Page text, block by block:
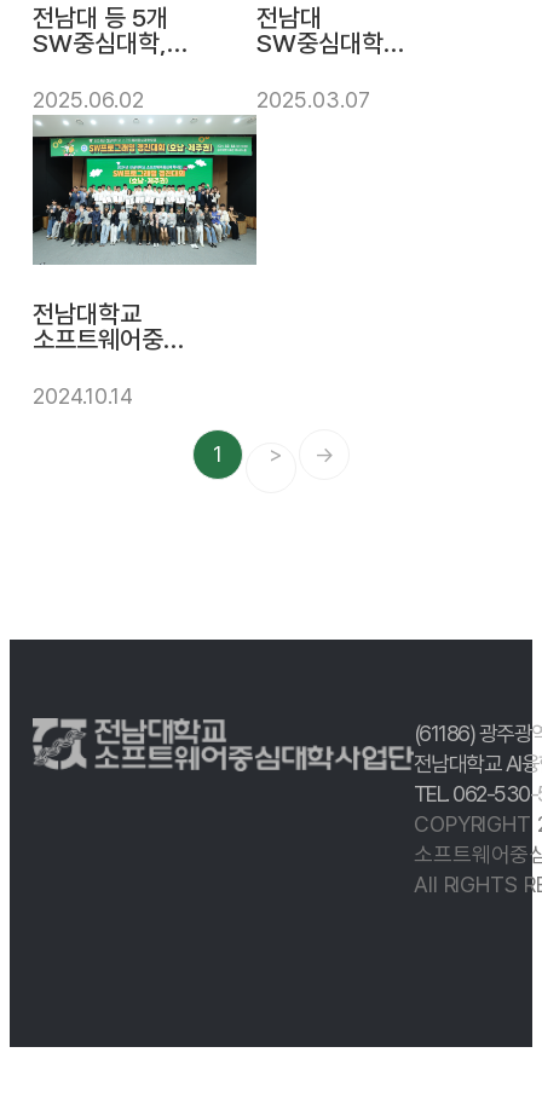
전남대 등 5개
SW중심대학,
체결
2025.06.02
전남대
SW중심대학사
CLOUD와 인재
2025.03.07
전남대학교
소프트웨어중심
'제7회 교내
및 SW기업데이'
2024.10.14
1 > →
(61186) 광주광
전남대학교 AI
TEL. 062-
COPYRIGHT
소프트웨어중
All RIGHTS